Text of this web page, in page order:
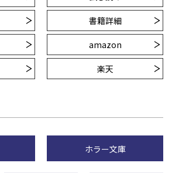
書籍詳細
amazon
楽天
ホラー文庫